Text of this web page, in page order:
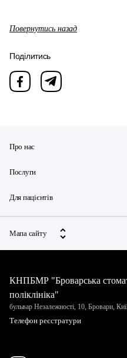
Повернутись назад
Поділитись
Про нас
Послуги
Для пацієнтів
Мапа сайту
КНПБМР "Броварська
поліклініка"
бульвар Незалежності, 10, Бровари,
Телефон реєстратури